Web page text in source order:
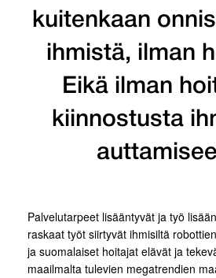
kuitenkaan
ihmistä, ilman
Eikä ilman
kiinnostusta
Palvelutarpeet lisääntyvät ja työ
raskaat työt siirtyvät ihmisiltä
ja suomalaiset hoitajat elävät ja
maailmalta tulevien megatrendien